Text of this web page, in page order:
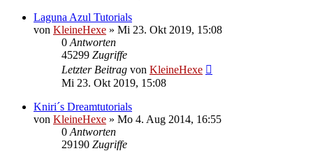
Laguna Azul Tutorials
von KleineHexe » Mi 23. Okt 2019, 15:08
0 Antworten
45299 Zugriffe
Letzter Beitrag von KleineHexe
Mi 23. Okt 2019, 15:08
Kniri´s Dreamtutorials
von KleineHexe » Mo 4. Aug 2014, 16:55
0 Antworten
29190 Zugriffe